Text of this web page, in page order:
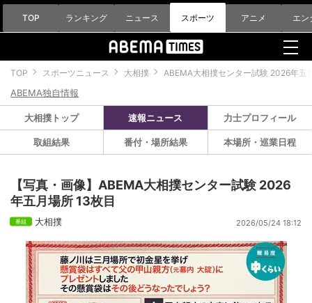
TOP ランキング ニュース スポーツ アニメ エン
TOP スポーツニュース 大相撲 ABEMA大相撲センター試験 2026年五
ABEMA独自情報
大相撲トップ 速報ニュース 力士プロフィール
取組結果 番付・場所結果 本場所・巡業日程
【写真・画像】ABEMA大相撲センター試験 2026
年五月場所 13枚目
大相撲 2026/05/24 18:12